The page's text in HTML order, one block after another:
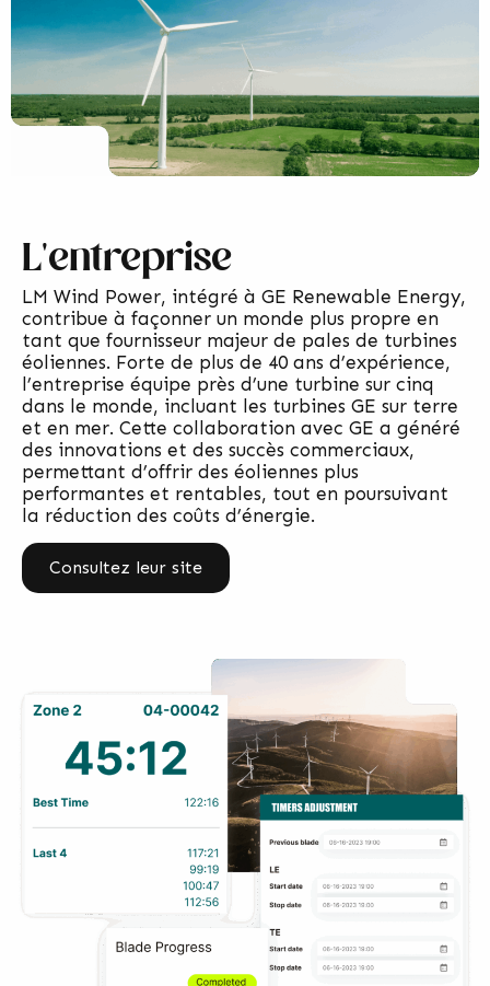
L'entreprise
LM Wind Power, intégré à GE Renewable Energy,
contribue à façonner un monde plus propre en
tant que fournisseur majeur de pales de turbines
éoliennes. Forte de plus de 40 ans d’expérience,
l’entreprise équipe près d’une turbine sur cinq
dans le monde, incluant les turbines GE sur terre
et en mer. Cette collaboration avec GE a généré
des innovations et des succès commerciaux,
permettant d’offrir des éoliennes plus
performantes et rentables, tout en poursuivant
la réduction des coûts d’énergie.
Consultez leur site